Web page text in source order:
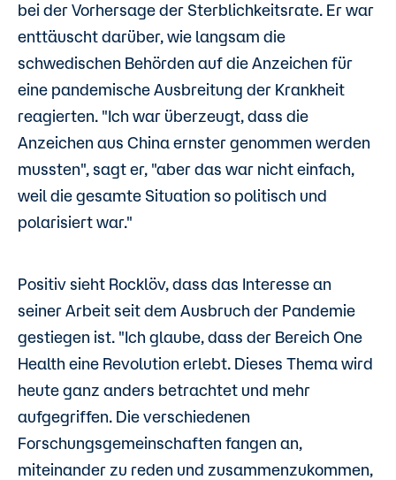
bei der Vorhersage der Sterblichkeitsrate. Er war
enttäuscht darüber, wie langsam die
schwedischen Behörden auf die Anzeichen für
eine pandemische Ausbreitung der Krankheit
reagierten. "Ich war überzeugt, dass die
Anzeichen aus China ernster genommen werden
mussten", sagt er, "aber das war nicht einfach,
weil die gesamte Situation so politisch und
polarisiert war."
Positiv sieht Rocklöv, dass das Interesse an
seiner Arbeit seit dem Ausbruch der Pandemie
gestiegen ist. "Ich glaube, dass der Bereich One
Health eine Revolution erlebt. Dieses Thema wird
heute ganz anders betrachtet und mehr
aufgegriffen. Die verschiedenen
Forschungsgemeinschaften fangen an,
miteinander zu reden und zusammenzukommen,